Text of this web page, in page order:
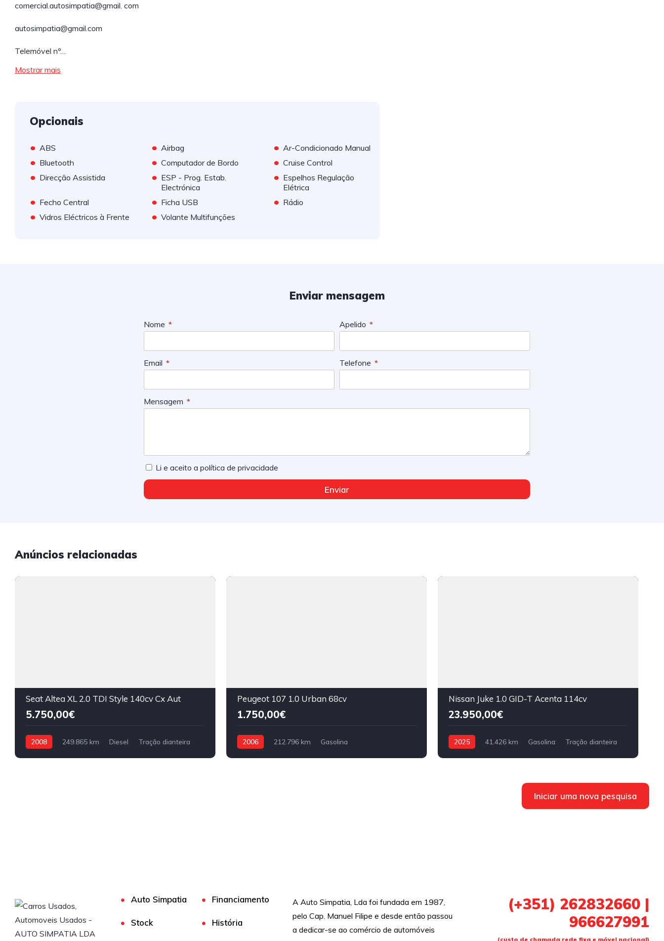
comercial.autosimpatia@gmail. com
autosimpatia@gmail.com
Telemóvel nº…
Mostrar mais
Opcionais
• ABS • Airbag • Ar-Condicionado Manual
• Bluetooth • Computador de Bordo • Cruise Control
• Direcção Assistida • ESP - Prog. Estab.
Electrónica
• Espelhos Regulação
Elétrica
• Fecho Central • Ficha USB • Rádio
• Vidros Eléctricos à Frente • Volante Multifunções
Enviar mensagem
Nome Apelido
Email Telefone
Mensagem
Li e aceito a política de privacidade
Enviar
Anúncios relacionadas
Seat Altea XL 2.0 TDI Style 140cv Cx Aut
5.750,00€
2008 249.865 km Diesel Tração dianteira
Peugeot 107 1.0 Urban 68cv
1.750,00€
2006 212.796 km
Gasolina
Nissan Juke 1.0 GID-T Acenta 114cv
23.950,00€
2025 41.426 km Gasolina Tração dianteira
Iniciar uma nova pesquisa
Auto Simpatia Financiamento
Stock História
A Auto Simpatia, Lda foi fundada em 1987,
pelo Cap. Manuel Filipe e desde então passou
a dedicar-se ao comércio de automóveis
(+351) 262832660 |
966627991
(custo de chamada rede fixa e móvel nacional)